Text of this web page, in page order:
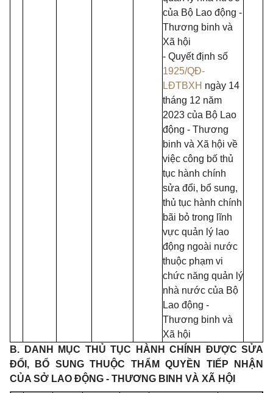
của Bộ Lao động -
Thương binh và
Xã hội
- Quyết định số
1925/QĐ-
LĐTBXH ngày 14
tháng 12 năm
2023 của Bộ Lao
động - Thương
binh và Xã hội về
việc công bố thủ
tục hành chính
sửa đổi, bổ sung,
thủ tục hành chính
bãi bỏ trong lĩnh
vực quản lý lao
động ngoài nước
thuộc phạm vi
chức năng quản lý
nhà nước của Bộ
Lao động -
Thương binh và
Xã hội
B. DANH MỤC THỦ TỤC HÀNH CHÍNH ĐƯỢC SỬA
ĐỔI, BỔ SUNG THUỘC THẨM QUYỀN TIẾP NHẬN
CỦA SỞ LAO ĐỘNG - THƯƠNG BINH VÀ XÃ HỘI